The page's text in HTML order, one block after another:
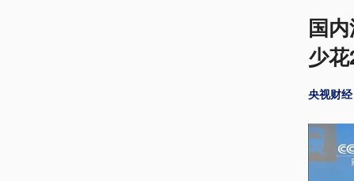
国
少
央视财经